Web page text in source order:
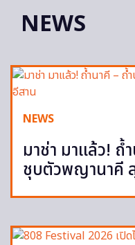
NEWS
NEWS
มาช่า มาแล้ว! ถ้
ชุบตัวพญานาคี